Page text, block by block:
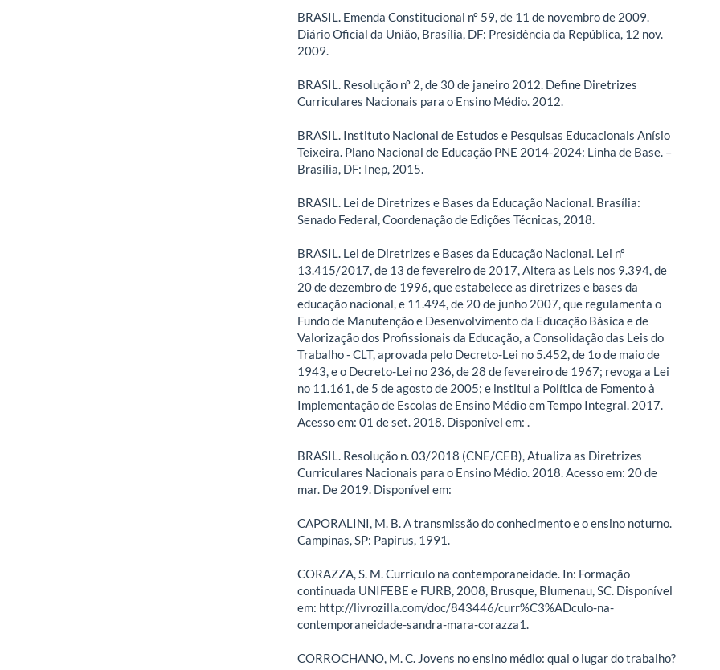
BRASIL. Emenda Constitucional nº 59, de 11 de novembro de 2009.
Diário Oficial da União, Brasília, DF: Presidência da República, 12 nov.
2009.
BRASIL. Resolução nº 2, de 30 de janeiro 2012. Define Diretrizes
Curriculares Nacionais para o Ensino Médio. 2012.
BRASIL. Instituto Nacional de Estudos e Pesquisas Educacionais Anísio
Teixeira. Plano Nacional de Educação PNE 2014-2024: Linha de Base. –
Brasília, DF: Inep, 2015.
BRASIL. Lei de Diretrizes e Bases da Educação Nacional. Brasília:
Senado Federal, Coordenação de Edições Técnicas, 2018.
BRASIL. Lei de Diretrizes e Bases da Educação Nacional. Lei nº
13.415/2017, de 13 de fevereiro de 2017, Altera as Leis nos 9.394, de
20 de dezembro de 1996, que estabelece as diretrizes e bases da
educação nacional, e 11.494, de 20 de junho 2007, que regulamenta o
Fundo de Manutenção e Desenvolvimento da Educação Básica e de
Valorização dos Profissionais da Educação, a Consolidação das Leis do
Trabalho - CLT, aprovada pelo Decreto-Lei no 5.452, de 1o de maio de
1943, e o Decreto-Lei no 236, de 28 de fevereiro de 1967; revoga a Lei
no 11.161, de 5 de agosto de 2005; e institui a Política de Fomento à
Implementação de Escolas de Ensino Médio em Tempo Integral. 2017.
Acesso em: 01 de set. 2018. Disponível em:
BRASIL. Resolução n. 03/2018 (CNE/CEB), Atualiza as Diretrizes
Curriculares Nacionais para o Ensino Médio. 2018. Acesso em: 20 de
mar. De 2019. Disponível em:
CAPORALINI, M. B. A transmissão do conhecimento e o ensino noturno.
Campinas, SP: Papirus, 1991.
CORAZZA, S. M. Currículo na contemporaneidade. In: Formação
continuada UNIFEBE e FURB, 2008, Brusque, Blumenau, SC. Disponível
em: http://livrozilla.com/doc/843446/curr%C3%ADculo-na-
contemporaneidade-sandra-mara-corazza1.
CORROCHANO, M. C. Jovens no ensino médio: qual o lugar do trabalho?